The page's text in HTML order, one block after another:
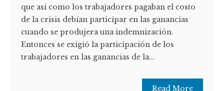
que así como los trabajadores pagaban el costo
de la crisis debían participar en las ganancias
cuando se produjera una indemnización.
Entonces se exigió la participación de los
trabajadores en las ganancias de la...
Read More